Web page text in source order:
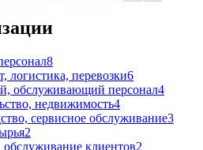
8
логистика, перевозки6
обслуживающий персонал4
недвижимость4
сервисное обслуживание3
2
клиентов2